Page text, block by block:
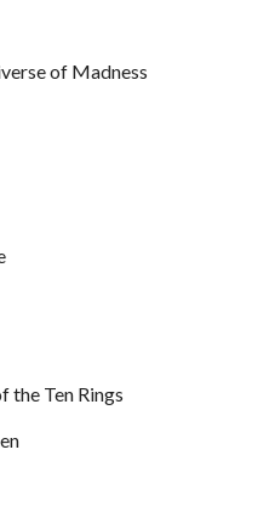
of Madness
the Ten Rings